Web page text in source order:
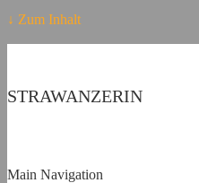
↓ Zum Inhalt
STRAWANZERIN
Main Navigation